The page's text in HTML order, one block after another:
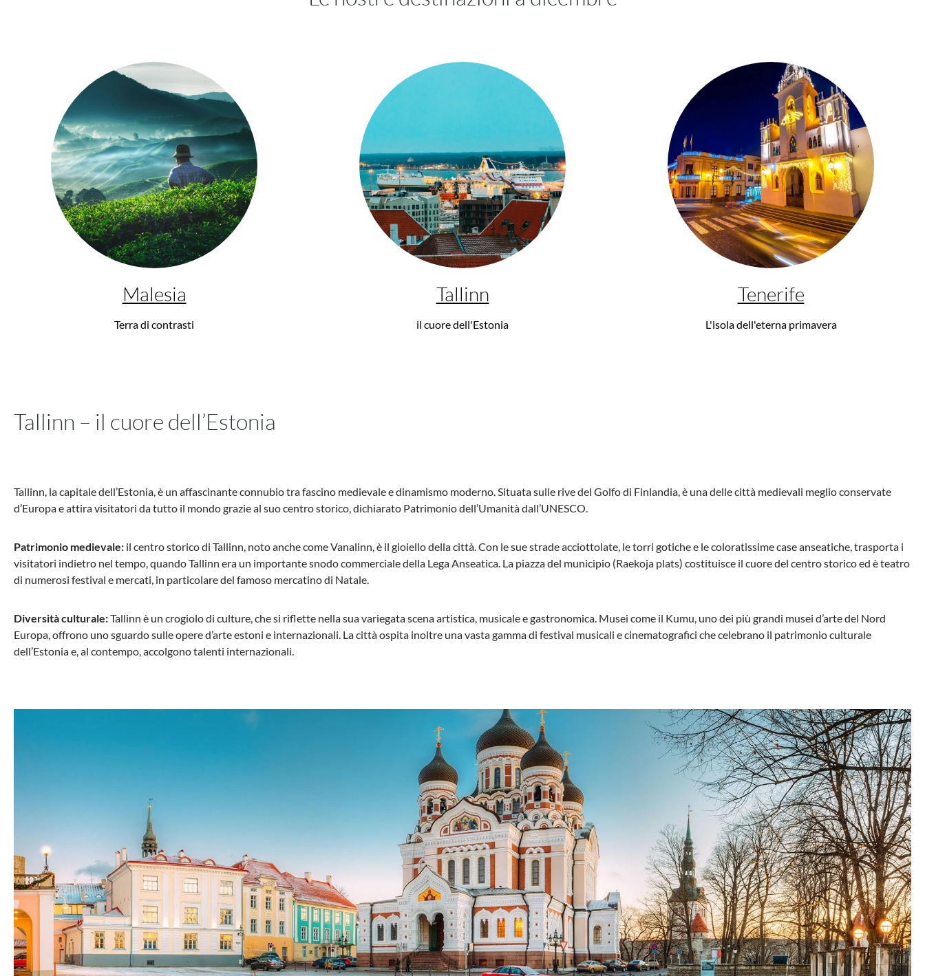
Malesia
Terra di contrasti
Tallinn
il cuore dell'Estonia
Tenerife
L'isola dell'eterna primavera
Tallinn – il cuore dell’Estonia
Tallinn, la capitale dell’Estonia, è un affascinante connubio tra fascino medievale e dinamismo moderno. Situata sulle rive del Golfo di Finlandia, è una delle città medievali meglio conservate
d’Europa e attira visitatori da tutto il mondo grazie al suo centro storico, dichiarato Patrimonio dell’Umanità dall’UNESCO.
Patrimonio medievale: il centro storico di Tallinn, noto anche come Vanalinn, è il gioiello della città. Con le sue strade acciottolate, le torri gotiche e le coloratissime case anseatiche, trasporta i
visitatori indietro nel tempo, quando Tallinn era un importante snodo commerciale della Lega Anseatica. La piazza del municipio (Raekoja plats) costituisce il cuore del centro storico ed è teatro
di numerosi festival e mercati, in particolare del famoso mercatino di Natale.
Diversità culturale:Tallinn è un crogiolo di culture, che si riflette nella sua variegata scena artistica, musicale e gastronomica. Musei come il Kumu, uno dei più grandi musei d’arte del Nord
Europa, offrono uno sguardo sulle opere d’arte estoni e internazionali. La città ospita inoltre una vasta gamma di festival musicali e cinematografici che celebrano il patrimonio culturale
dell’Estonia e, al contempo, accolgono talenti internazionali.